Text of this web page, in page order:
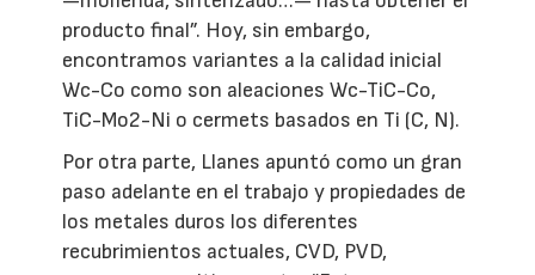
producto final”. Hoy, sin embargo,
encontramos variantes a la calidad inicial
Wc-Co como son aleaciones Wc-TiC-Co,
TiC-Mo2-Ni o cermets basados en Ti (C, N).
Por otra parte, Llanes apuntó como un gran
paso adelante en el trabajo y propiedades de
los metales duros los diferentes
recubrimientos actuales, CVD, PVD,